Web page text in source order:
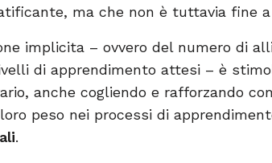
ma che non è tuttavia fine
implicita – ovvero del numero di
di apprendimento attesi – è
anche cogliendo e rafforzando
peso nei processi di
.